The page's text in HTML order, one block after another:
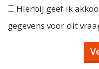
Hierbij geef ik
gegevens voor dit